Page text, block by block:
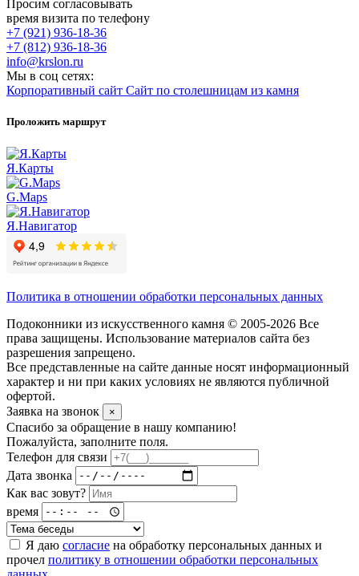
Просим согласовывать
время визита по телефону
+7 (921) 936-18-36
+7 (812) 936-18-36
info@krslon.ru
Мы в соц сетях:
Корпоративный сайт Сайт по столешницам из камня
Проложить маршрут
Я.Карты
G.Maps
Я.Навигатор
Политика в отношении обработки персональных данных
Подоконники из искусственного камня © 2005-2026 Все
права защищены. Использование материалов сайта без
разрешения запрещено.
Все представленные на сайте данные носят информационный
характер и ни при каких условиях не являются публичной
офертой.
Заявка на звонок
×
Спасибо за обращение в нашу компанию!
Пожалуйста, заполните поля.
Телефон для связи
Дата звонка
Как вас зовут?
время
Я даю согласие на обработку персональных данных и
прочел политику в отношении обработки персональных